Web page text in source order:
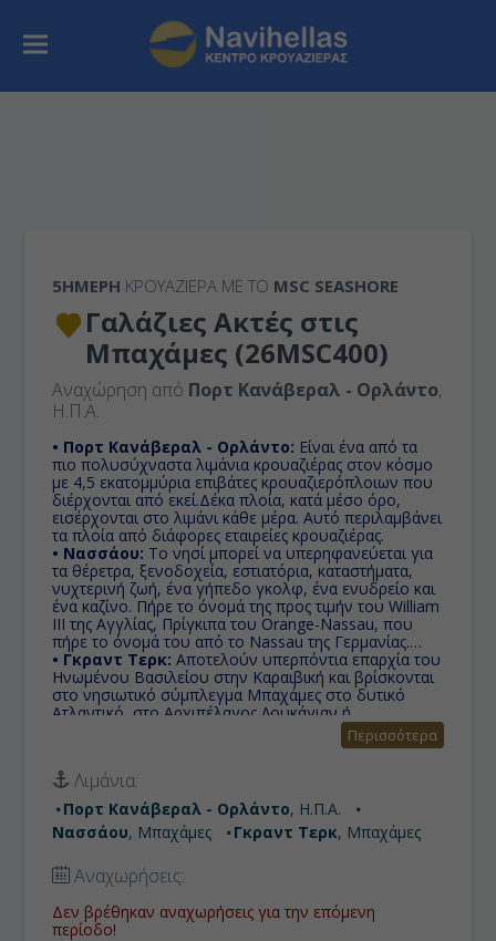
5ΉΜΕΡΗ ΚΡΟΥΑΖΙΕΡΑ ΜΕ ΤΟ MSC SEASHORE
Γαλάζιες Ακτές στις
Μπαχάμες (26MSC400)
Αναχώρηση από Πορτ Κανάβεραλ - Ορλάντο,
Η.Π.Α.
• Πορτ Κανάβεραλ - Ορλάντο: Είναι ένα από τα
πιο πολυσύχναστα λιμάνια κρουαζιέρας στον κόσμο
με 4,5 εκατομμύρια επιβάτες κρουαζιερόπλοιων που
διέρχονται από εκεί.Δέκα πλοία, κατά μέσο όρο,
εισέρχονται στο λιμάνι κάθε μέρα. Αυτό περιλαμβάνει
τα πλοία από διάφορες εταιρείες κρουαζιέρας.
• Νασσάου: Το νησί μπορεί να υπερηφανεύεται για
τα θέρετρα, ξενοδοχεία, εστιατόρια, καταστήματα,
νυχτερινή ζωή, ένα γήπεδο γκολφ, ένα ενυδρείο και
ένα καζίνο. Πήρε το όνομά της προς τιμήν του William
III της Αγγλίας, Πρίγκιπα του Orange-Nassau, που
πήρε το όνομά του από το Nassau της Γερμανίας.
• Γκραντ Τερκ: Αποτελούν υπερπόντια επαρχία του
Ηνωμένου Βασιλείου στην Καραιβική και βρίσκονται
στο νησιωτικό σύμπλεγμα Μπαχάμες στο δυτικό
Ατλαντικό, στο Αρχιπέλαγος Λουκάγιαν ή
Αρχιπέλαγος των Μπαχάμας όπως λέγεται.Περισσότερα
Λιμάνια:
Πορτ Κανάβεραλ - Ορλάντο, Η.Π.Α.
Νασσάου, Μπαχάμες Γκραντ Τερκ, Μπαχάμες
Αναχωρήσεις:
Δεν βρέθηκαν αναχωρήσεις για την επόμενη
περίοδο!